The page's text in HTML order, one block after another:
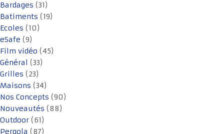
Bardages (31)
Batiments (19)
Ecoles (10)
eSafe (9)
Film vidéo (45)
Général (33)
Grilles (23)
Maisons (34)
Nos Concepts (90)
Nouveautés (88)
Outdoor (61)
Pergola (87)